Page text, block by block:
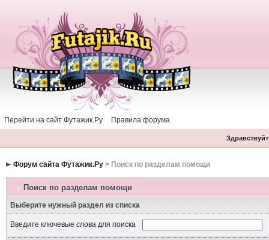
Перейти на сайт Футажик.Ру Правила форума
Форум сайта Футажик.Ру> Поиск по разделам помощи
Поиск по разделам помощи
Выберите нужный раздел из списка
Введите ключевые слова для поиска